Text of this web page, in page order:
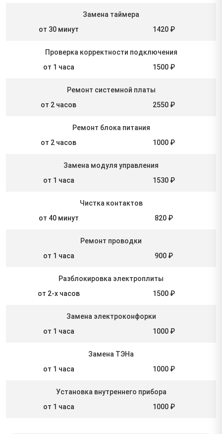
Замена таймера
от 30 минут
1420 ₽
Проверка корректности подключения
от 1 часа
1500 ₽
Ремонт системной платы
от 2 часов
2550 ₽
Ремонт блока питания
от 2 часов
1000 ₽
Замена модуля управления
от 1 часа
1530 ₽
Чистка контактов
от 40 минут
820 ₽
Ремонт проводки
от 1 часа
900 ₽
Разблокировка электроплиты
от 2-х часов
1500 ₽
Замена электроконфорки
от 1 часа
1000 ₽
Замена ТЭНа
от 1 часа
1000 ₽
Установка внутреннего прибора
от 1 часа
1000 ₽